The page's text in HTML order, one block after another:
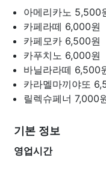
아메리카노 5,500
카페라떼 6,000원
카페모카 6,500원
카푸치노 6,000원
바닐라라떼 6,500
카라멜마끼야또
릴렉슈페너 7,000
기본 정보
영업시간